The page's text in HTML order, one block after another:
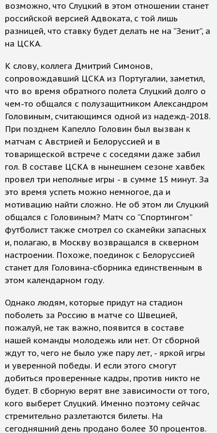
возможно, что Слуцкий в этом отношении станет
российской версией Адвоката, с той лишь
разницей, что ставку будет делать не на “Зенит”, а
на ЦСКА.
К слову, коллега Дмитрий Симонов,
сопровождавший ЦСКА из Португалии, заметил,
что во время обратного полета Слуцкий долго о
чем-то общался с полузащитником Александром
Головиным, считающимся одной из надежд-2018.
При позднем Капелло Головин был вызван к
матчам с Австрией и Белоруссией и в
товарищеской встрече с соседями даже забил
гол. В составе ЦСКА в нынешнем сезоне хавбек
провел три неполные игры - в сумме 15 минут. За
это время успеть можно немногое, да и
мотивацию найти сложно. Не об этом ли Слуцкий
общался с Головиным? Матч со “Спортингом”
футболист также смотрел со скамейки запасных
и, полагаю, в Москву возвращался в скверном
настроении. Похоже, поединок с Белоруссией
станет для Головина-сборника единственным в
этом календарном году.
Однако людям, которые придут на стадион
поболеть за Россию в матче со Швецией,
пожалуй, не так важно, появится в составе
нашей команды молодежь или нет. От сборной
ждут то, чего не было уже пару лет, - яркой игры
и уверенной победы. И если этого смогут
добиться проверенные кадры, против никто не
будет. В сборную верят вне зависимости от того,
кого выберет Слуцкий. Именно поэтому сейчас
стремительно разлетаются билеты. На
сегодняшний день продано более 30 процентов.